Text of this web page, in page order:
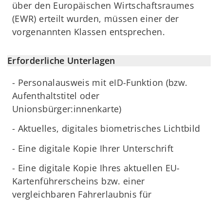
über den Europäischen Wirtschaftsraumes
(EWR) erteilt wurden, müssen einer der
vorgenannten Klassen entsprechen.
Erforderliche Unterlagen
- Personalausweis mit eID-Funktion (bzw.
Aufenthaltstitel oder
Unionsbürger:innenkarte)
- Aktuelles, digitales biometrisches Lichtbild
- Eine digitale Kopie Ihrer Unterschrift
- Eine digitale Kopie Ihres aktuellen EU-
Kartenführerscheins bzw. einer
vergleichbaren Fahrerlaubnis für